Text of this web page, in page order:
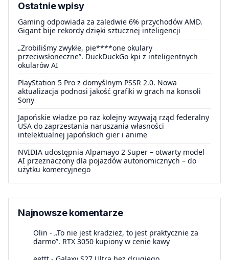
Ostatnie wpisy
Gaming odpowiada za zaledwie 6% przychodów AMD.
Gigant bije rekordy dzięki sztucznej inteligencji
„Zrobiliśmy zwykłe, pie****one okulary
przeciwsłoneczne”. DuckDuckGo kpi z inteligentnych
okularów AI
PlayStation 5 Pro z domyślnym PSSR 2.0. Nowa
aktualizacja podnosi jakość grafiki w grach na konsoli
Sony
Japońskie władze po raz kolejny wzywają rząd federalny
USA do zaprzestania naruszania własności
intelektualnej japońskich gier i anime
NVIDIA udostępnia Alpamayo 2 Super – otwarty model
AI przeznaczony dla pojazdów autonomicznych – do
użytku komercyjnego
Najnowsze komentarze
Olin - „To nie jest kradzież, to jest praktycznie za
darmo”. RTX 3050 kupiony w cenie kawy